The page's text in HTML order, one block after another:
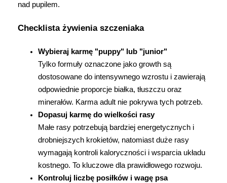
nad pupilem.
Checklista żywienia szczeniaka
Wybieraj karmę "puppy" lub "junior"
Tylko formuły oznaczone jako growth są
dostosowane do intensywnego wzrostu i zawierają
odpowiednie proporcje białka, tłuszczu oraz
minerałów. Karma adult nie pokrywa tych potrzeb.
Dopasuj karmę do wielkości rasy
Małe rasy potrzebują bardziej energetycznych i
drobniejszych krokietów, natomiast duże rasy
wymagają kontroli kaloryczności i wsparcia układu
kostnego. To kluczowe dla prawidłowego rozwoju.
Kontroluj liczbę posiłków i wagę psa